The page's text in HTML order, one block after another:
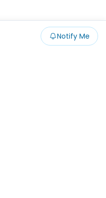
Notify Me